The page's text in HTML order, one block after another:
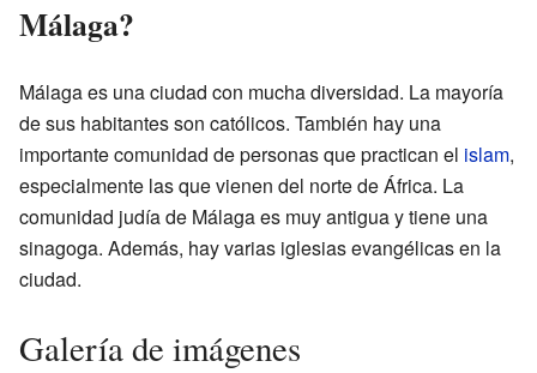
Málaga?
Málaga es una ciudad con mucha diversidad. La mayoría
de sus habitantes son católicos. También hay una
importante comunidad de personas que practican el islam,
especialmente las que vienen del norte de África. La
comunidad judía de Málaga es muy antigua y tiene una
sinagoga. Además, hay varias iglesias evangélicas en la
ciudad.
Galería de imágenes